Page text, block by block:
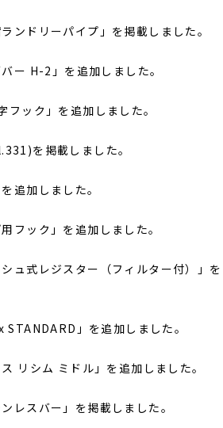
ンドリーパイプ」を掲載しました。
ー H-2」を追加しました。
ック」を追加しました。
を掲載しました。
追加しました。
フック」を追加しました。
ュ式レジスター（フィルター付）」を
」を追加しました。
リシム ミドル」を追加しました。
レスバー」を掲載しました。